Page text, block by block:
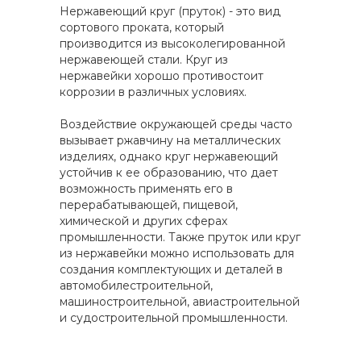
Нержавеющий круг (пруток) - это вид
сортового проката, который
производится из высоколегированной
нержавеющей стали. Круг из
нержавейки хорошо противостоит
коррозии в различных условиях.
Воздействие окружающей среды часто
вызывает ржавчину на металлических
изделиях, однако круг нержавеющий
устойчив к ее образованию, что дает
возможность применять его в
перерабатывающей, пищевой,
химической и других сферах
промышленности. Также пруток или круг
из нержавейки можно использовать для
создания комплектующих и деталей в
автомобилестроительной,
машиностроительной, авиастроительной
и судостроительной промышленности.